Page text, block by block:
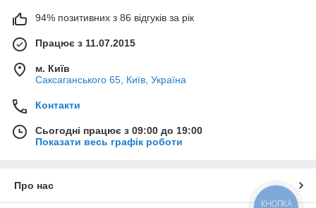
94% позитивних з 86 відгуків за рік
Працює з 11.07.2015
м. Київ
Саксаганського 65, Київ, Україна
Контакти
Сьогодні працює з 09:00 до 19:00
Показати весь графік роботи
Про нас
КНОПКА